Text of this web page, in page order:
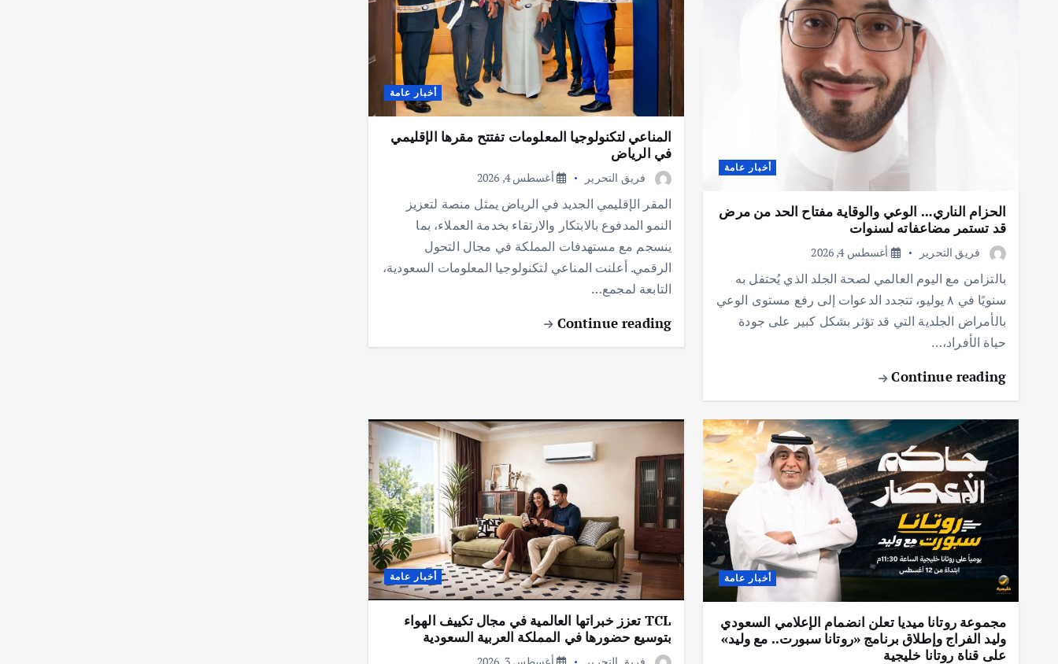
أخبار عامة
الحزام الناري… الوعي والوقاية مفتاح الحد من مرض
قد تستمر مضاعفاته لسنوات
فريق التحرير أغسطس 4, 2026
بالتزامن مع اليوم العالمي لصحة الجلد الذي يُحتفل به
سنويًا في ٨ يوليو، تتجدد الدعوات إلى رفع مستوى الوعي
بالأمراض الجلدية التي قد تؤثر بشكل كبير على جودة
حياة الأفراد،…
Continue reading
أخبار عامة
المناعي لتكنولوجيا المعلومات تفتتح مقرها الإقليمي
في الرياض
فريق التحرير أغسطس 4, 2026
المقر الإقليمي الجديد في الرياض يمثل منصة لتعزيز
النمو المدفوع بالابتكار والارتقاء بخدمة العملاء، بما
ينسجم مع مستهدفات المملكة في مجال التحول
الرقمي. أعلنت المناعي لتكنولوجيا المعلومات السعودية،
التابعة لمجمع…
Continue reading
أخبار عامة
مجموعة روتانا ميديا تعلن انضمام الإعلامي السعودي
وليد الفراج وإطلاق برنامج «روتانا سبورت.. مع وليد»
على قناة روتانا خليجية
أخبار عامة
TCL تعزز خبراتها العالمية في مجال تكييف الهواء
بتوسيع حضورها في المملكة العربية السعودية
فريق التحرير أغسطس 3, 2026